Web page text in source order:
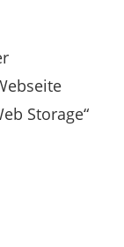
Storage“